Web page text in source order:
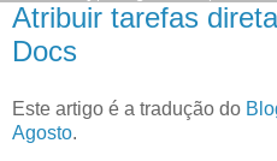
Atribuir tarefas
Docs
Este artigo é a tradução do
Agosto.